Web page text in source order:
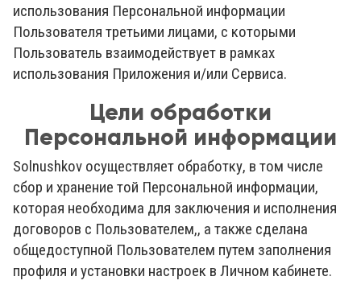
использования Персональной информации
Пользователя третьими лицами, с которыми
Пользователь взаимодействует в рамках
использования Приложения и/или Сервиса.
Цели обработки
Персональной информации
Solnushkov осуществляет обработку, в том числе
сбор и хранение той Персональной информации,
которая необходима для заключения и исполнения
договоров с Пользователем,, а также сделана
общедоступной Пользователем путем заполнения
профиля и установки настроек в Личном кабинете.